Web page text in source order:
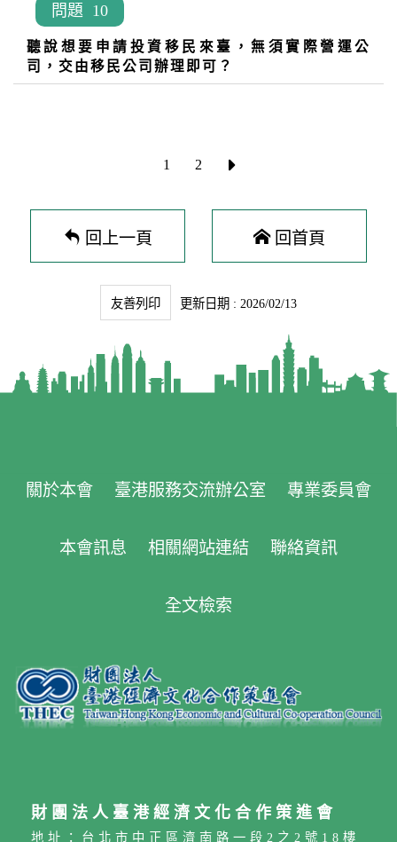
問題 10
聽說想要申請投資移民來臺，無須實際營運公
司，交由移民公司辦理即可？
1 2
回上一頁 回首頁
友善列印 更新日期 : 2026/02/13
關於本會 臺港服務交流辦公室 專業委員會
本會訊息 相關網站連結 聯絡資訊
全文檢索
財團法人臺港經濟文化合作策進會
地址：台北市中正區濟南路一段2之2號18樓